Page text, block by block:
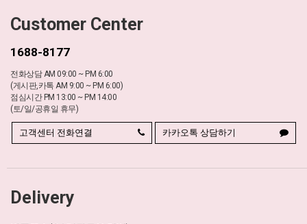
Customer Center
1688-8177
전화상담 AM 09:00 ~ PM 6:00
(게시판,카톡 AM 9:00 ~ PM 6:00)
점심시간 PM 13:00 ~ PM 14:00
(토/일/공휴일 휴무)
고객센터 전화연결 카카오톡 상담하기
Delivery